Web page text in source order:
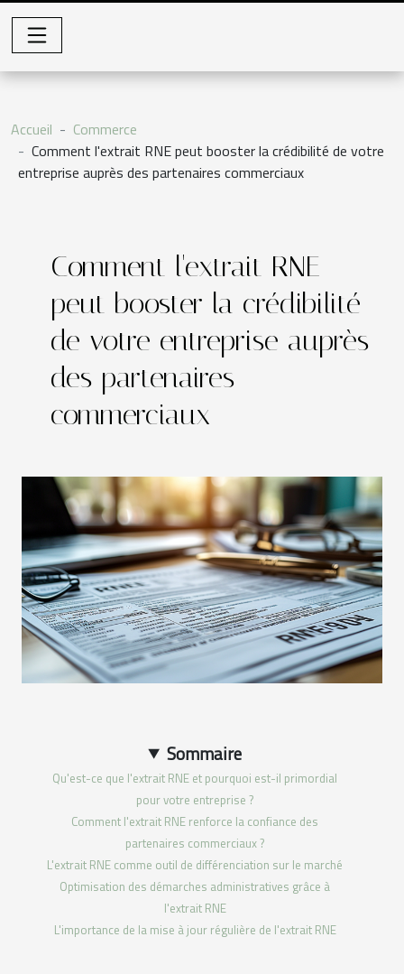
Accueil
Commerce
Comment l'extrait RNE peut booster la crédibilité de votre
entreprise auprès des partenaires commerciaux
Comment l'extrait RNE
peut booster la crédibilité
de votre entreprise auprès
des partenaires
commerciaux
Sommaire
Qu'est-ce que l'extrait RNE et pourquoi est-il primordial
pour votre entreprise ?
Comment l'extrait RNE renforce la confiance des
partenaires commerciaux ?
L'extrait RNE comme outil de différenciation sur le marché
Optimisation des démarches administratives grâce à
l'extrait RNE
L'importance de la mise à jour régulière de l'extrait RNE